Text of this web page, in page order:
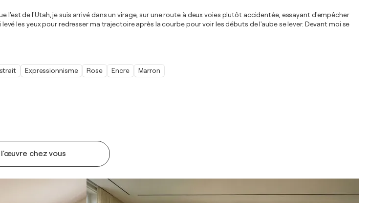
l'œuvre chez vous
de l'Utah, je suis arrivé dans un virage, sur une route à deux voies plutôt accidentée, essayant d'empêcher
les yeux pour redresser ma trajectoire après la courbe pour voir les débuts de l'aube se lever. Devant moi se
Expressionnisme Rose Encre Marron